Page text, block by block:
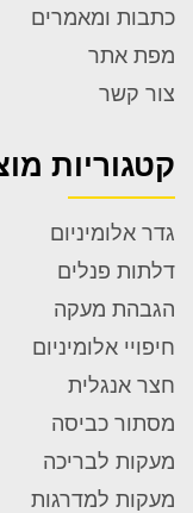
More →
27 בינואר 2022
video 3
More →
video2
More →
27 בינואר 2022
כתבות ומאמרים
מפת אתר
צור קשר
קטגוריות
גדר אלומיניום
דלתות פנלים
הגבהת מעקה
חיפויי אלומיניום
חצר אנגלית
מסתור כביסה
מעקות לבריכה
מעקות למדרגות